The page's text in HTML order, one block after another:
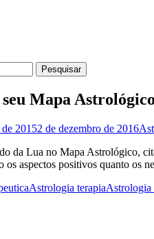
Mapa
20152 de dezembro de 2016
da Lua no Mapa Astrológico,
os aspectos positivos quanto os
Astrologia terapia